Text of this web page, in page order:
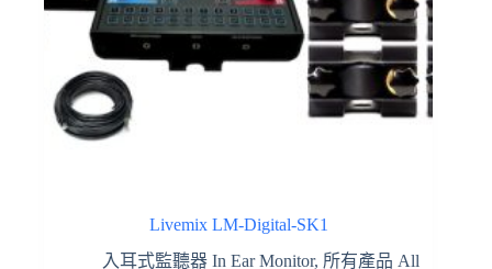
Livemix LM-Digital-SK1
入耳式監聽器 In Ear Monitor, 所有產品 All